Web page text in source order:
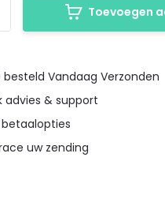
Toevoegen
besteld Vandaag Verzonden
advies & support
uw zending